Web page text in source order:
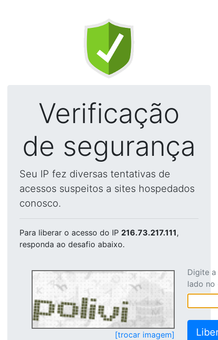
Verificação
de segurança
Seu IP fez diversas tentativas de
acessos suspeitos a sites hospedados
conosco.
Para liberar o acesso do IP 216.73.217.111,
responda ao desafio abaixo.
[trocar imagem]
Digite
lado no